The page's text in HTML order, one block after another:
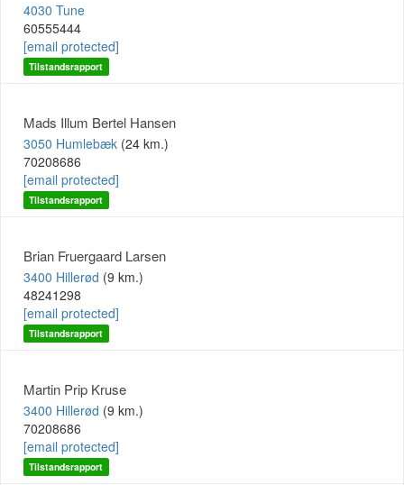
4030 Tune
60555444
[email protected]
Tilstandsrapport
Mads Illum Bertel Hansen
3050 Humlebæk (24 km.)
70208686
[email protected]
Tilstandsrapport
Brian Fruergaard Larsen
3400 Hillerød (9 km.)
48241298
[email protected]
Tilstandsrapport
Martin Prip Kruse
3400 Hillerød (9 km.)
70208686
[email protected]
Tilstandsrapport